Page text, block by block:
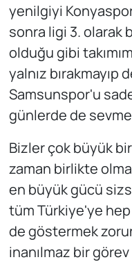
yenilgiyi
sonra ligi 3. olarak
olduğu gibi
yalnız
Samsunspor'u
günlerde de
Bizler çok büyük
zaman birlikte
en büyük gücü
tüm Türkiye'ye
de göstermek
inanılmaz bir